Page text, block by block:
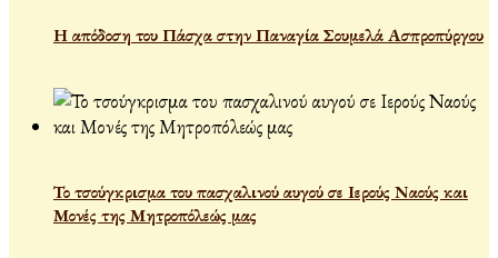
Η απόδοση του Πάσχα στην Παναγία Σουμελά Ασπροπύργου
Το τσούγκρισμα του πασχαλινού αυγού σε Ιερούς Ναούς και
Μονές της Μητροπόλεώς μας